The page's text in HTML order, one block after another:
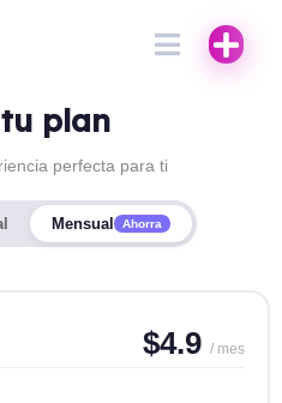
plan
perfecta para ti
Mensual Ahorra
$4.9 / mes